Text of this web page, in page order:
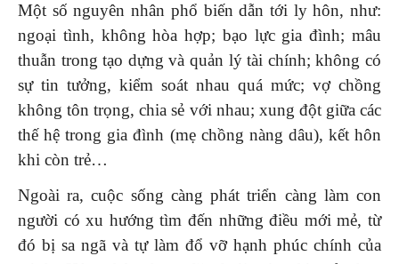
Một số nguyên nhân phổ biến dẫn tới ly hôn, như:
ngoại tình, không hòa hợp; bạo lực gia đình; mâu
thuẫn trong tạo dựng và quản lý tài chính; không có
sự tin tưởng, kiểm soát nhau quá mức; vợ chồng
không tôn trọng, chia sẻ với nhau; xung đột giữa các
thế hệ trong gia đình (mẹ chồng nàng dâu), kết hôn
khi còn trẻ…
Ngoài ra, cuộc sống càng phát triển càng làm con
người có xu hướng tìm đến những điều mới mẻ, từ
đó bị sa ngã và tự làm đổ vỡ hạnh phúc chính của